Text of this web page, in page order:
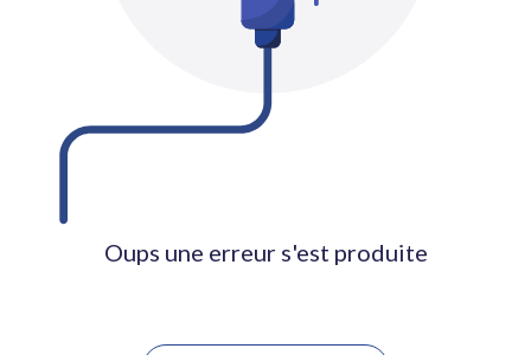
Oups une erreur s'est produite